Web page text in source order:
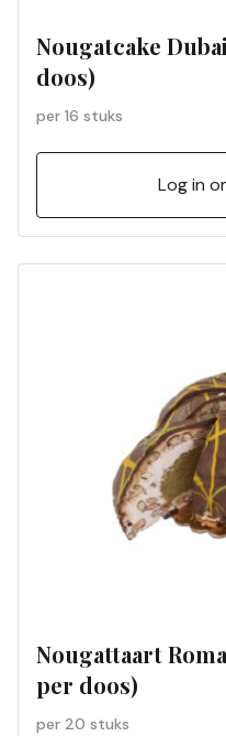
Nougatcake
doos)
per 16 stuks
Log in
Nougattaart
per doos)
per 20 stuks